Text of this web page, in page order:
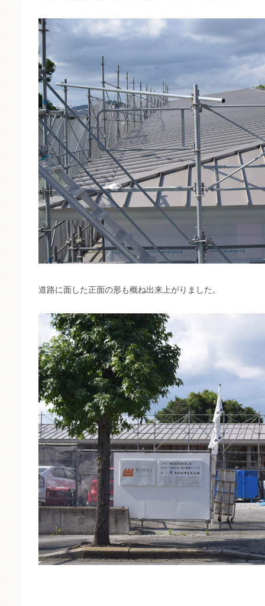
道路に面した正面の形も概ね出来上がりました。